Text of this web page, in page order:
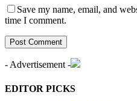
Save my name, email, and
time I comment.
- Advertisement -
EDITOR PICKS